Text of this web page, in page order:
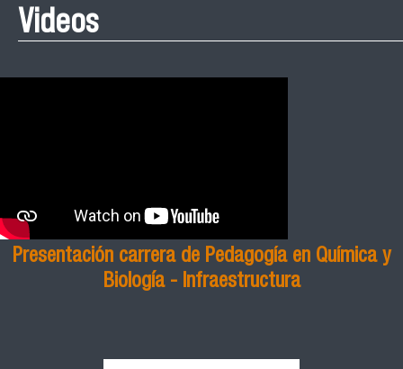
Videos
Presentación carrera de Pedagogía en Química y
Biología - Infraestructura